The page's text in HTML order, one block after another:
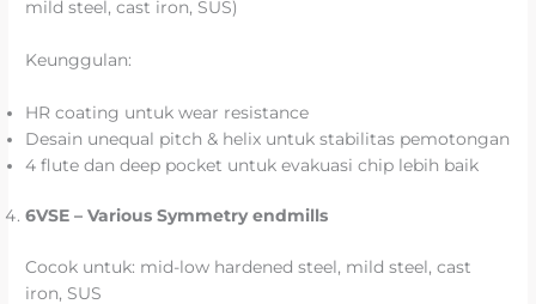
mild steel, cast iron, SUS)
Keunggulan:
HR coating untuk wear resistance
Desain unequal pitch & helix untuk stabilitas pemotongan
4 flute dan deep pocket untuk evakuasi chip lebih baik
6VSE – Various Symmetry endmills
Cocok untuk: mid-low hardened steel, mild steel, cast
iron, SUS